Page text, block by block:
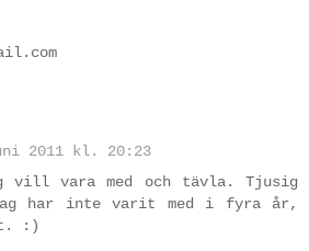
2011 kl. 20:23
vara med och tävla. Tjusig
har inte varit med i fyra år,
:)